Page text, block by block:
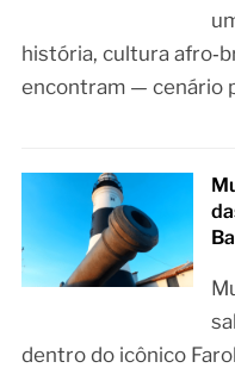
história, cultura
encontram — cenário
dentro do icônico